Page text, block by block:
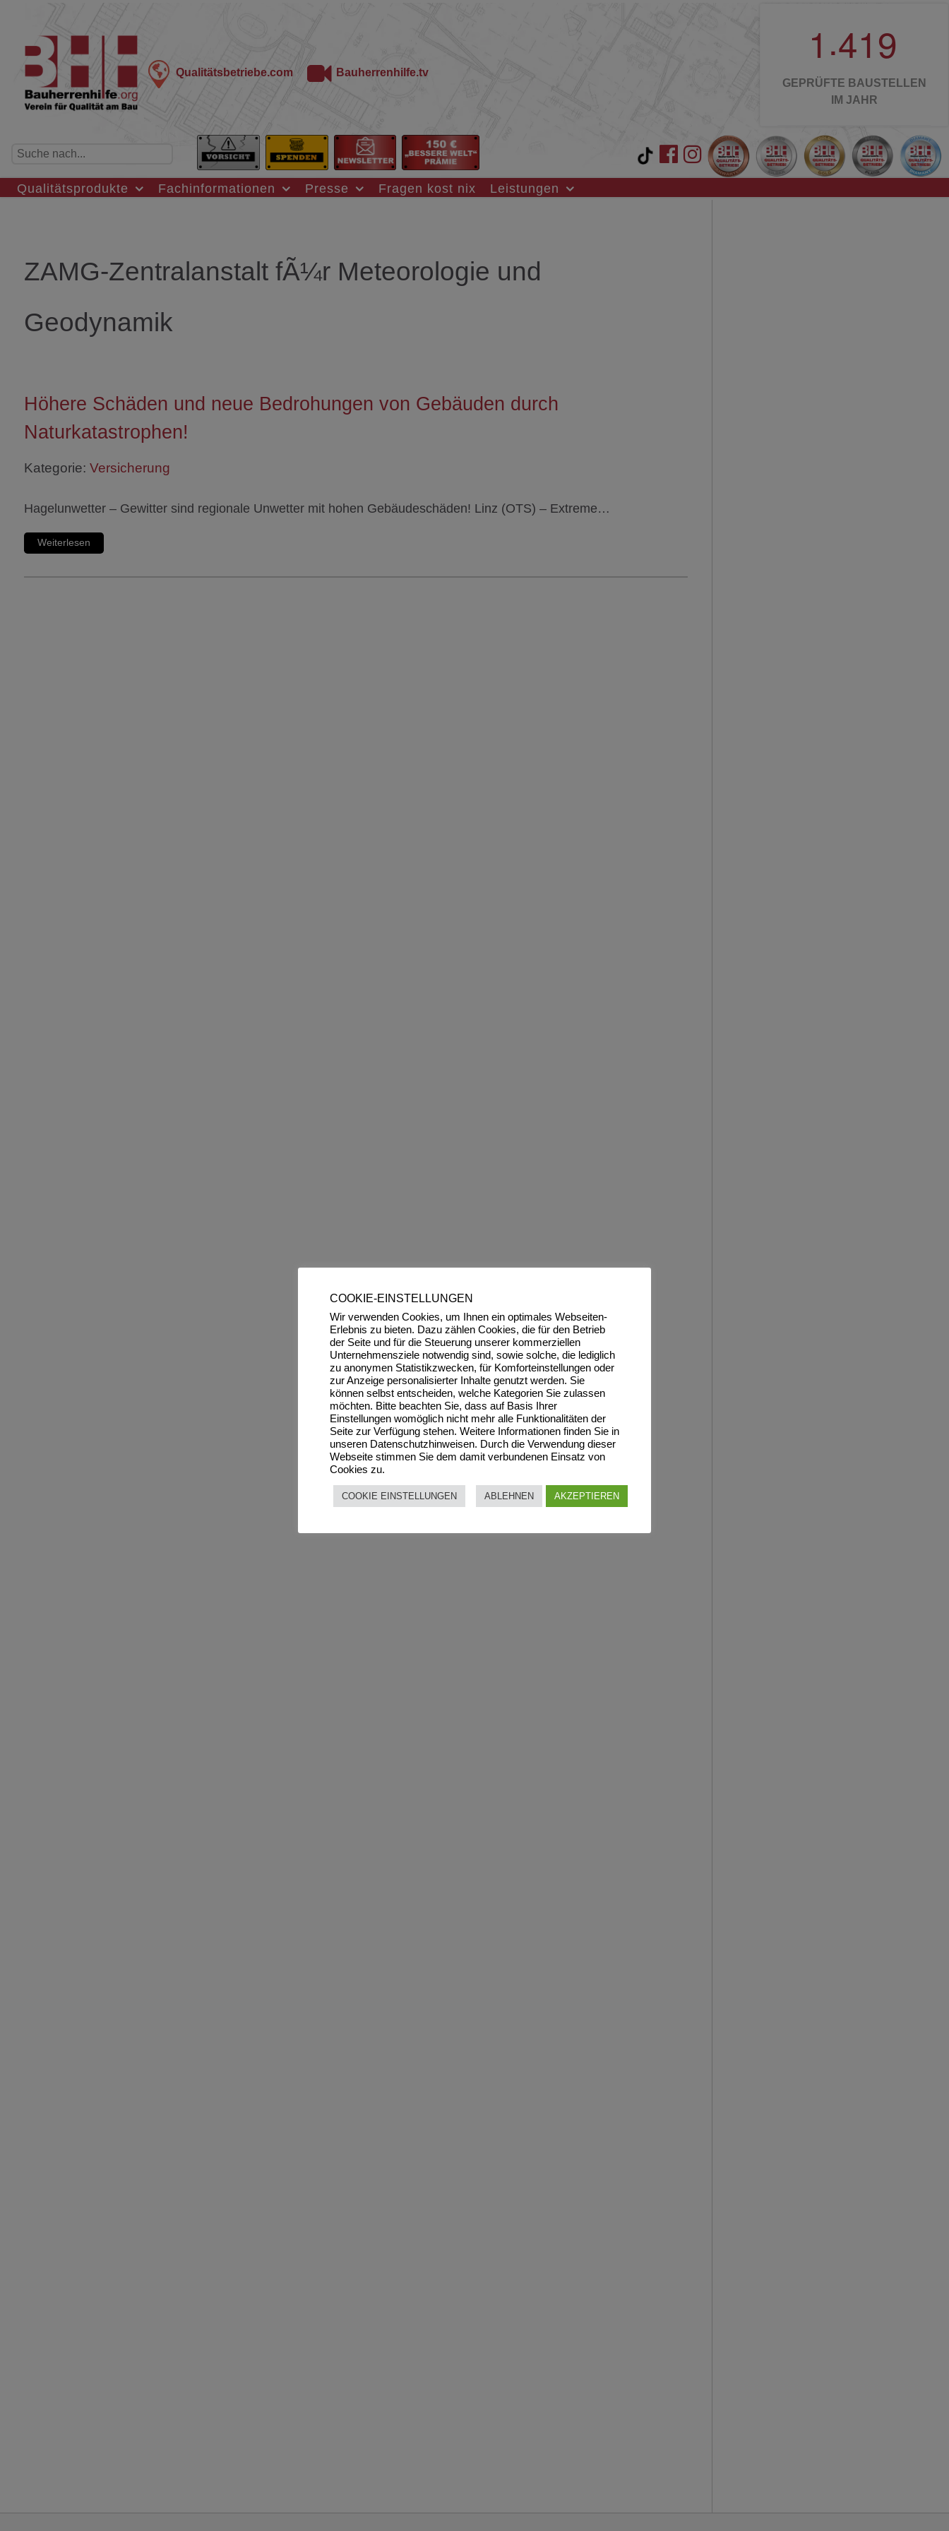
Qualitätsbetriebe.com Bauherrenhilfe.tv
1 .419
GEPRÜFTE BAUSTELLEN
IM JAHR
Qualitätsprodukte Fachinformationen Presse Fragen kost nix Leistungen
ZAMG-Zentralanstalt fÃ¼r Meteorologie und
Geodynamik
Höhere Schäden und neue Bedrohungen von Gebäuden durch
Naturkatastrophen!
Kategorie: Versicherung
Hagelunwetter – Gewitter sind regionale Unwetter mit hohen Gebäudeschäden! Linz (OTS) – Extreme…
Weiterlesen
COOKIE-EINSTELLUNGEN
Wir verwenden Cookies, um Ihnen ein optimales Webseiten-
Erlebnis zu bieten. Dazu zählen Cookies, die für den Betrieb
der Seite und für die Steuerung unserer kommerziellen
Unternehmensziele notwendig sind, sowie solche, die lediglich
zu anonymen Statistikzwecken, für Komforteinstellungen oder
zur Anzeige personalisierter Inhalte genutzt werden. Sie
können selbst entscheiden, welche Kategorien Sie zulassen
möchten. Bitte beachten Sie, dass auf Basis Ihrer
Einstellungen womöglich nicht mehr alle Funktionalitäten der
Seite zur Verfügung stehen. Weitere Informationen finden Sie in
unseren Datenschutzhinweisen. Durch die Verwendung dieser
Webseite stimmen Sie dem damit verbundenen Einsatz von
Cookies zu.
COOKIE EINSTELLUNGEN ABLEHNEN AKZEPTIEREN